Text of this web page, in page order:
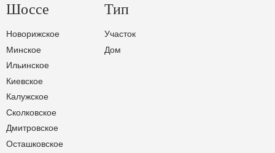
Шоссе
Новорижское
Минское
Ильинское
Киевское
Калужское
Сколковское
Дмитровское
Осташковское
Тип
Участок
Дом